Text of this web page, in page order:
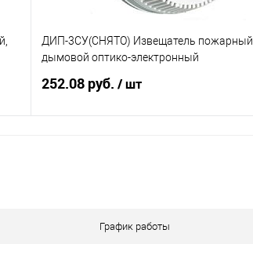
ДИП-3CУ(СНЯТО) Извещатель пожарный
дымовой оптико-электронный
252.08 руб. / шт
График работы